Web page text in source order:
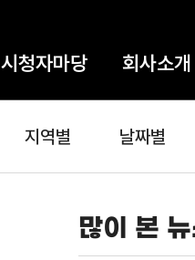
시청자마당 회사소개
지역별 날짜별
많이 본